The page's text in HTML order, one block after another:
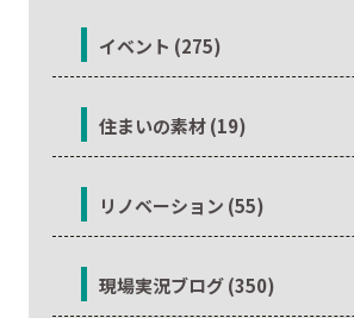
イベント (275)
住まいの素材 (19)
リノベーション (55)
現場実況ブログ (350)